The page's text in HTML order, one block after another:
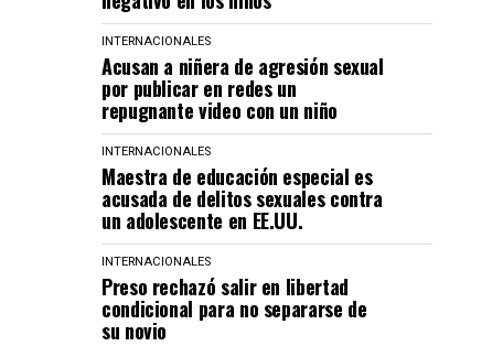
INTERNACIONALES
Acusan a niñera de agresión sexual
por publicar en redes un
repugnante video con un niño
INTERNACIONALES
Maestra de educación especial es
acusada de delitos sexuales contra
un adolescente en EE.UU.
INTERNACIONALES
Preso rechazó salir en libertad
condicional para no separarse de
su novio